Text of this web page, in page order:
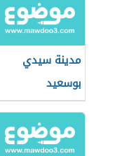
مدينة سيدي
بوسعيد